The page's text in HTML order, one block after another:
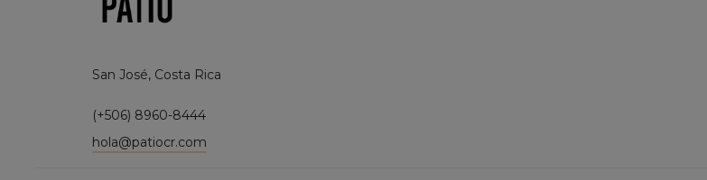
San José, Costa Rica
(+506) 8960-8444
hola@patiocr.com